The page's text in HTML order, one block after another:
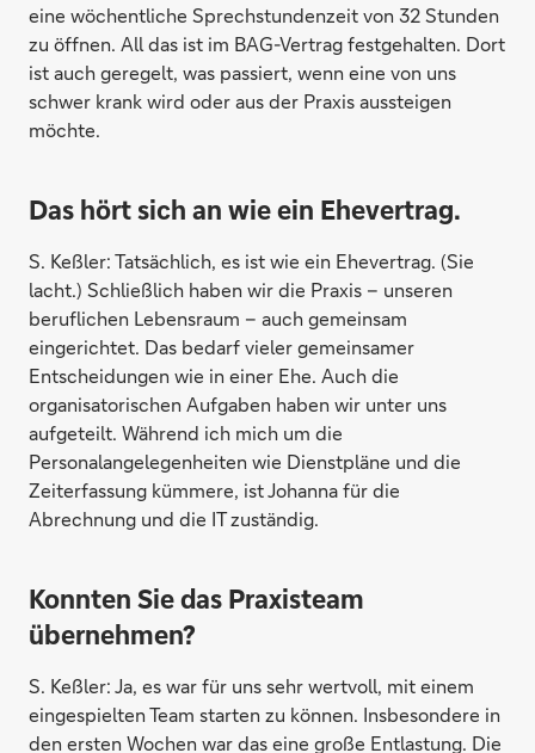
eine wöchentliche Sprechstundenzeit von 32 Stunden
zu öffnen. All das ist im BAG-Vertrag festgehalten. Dort
ist auch geregelt, was passiert, wenn eine von uns
schwer krank wird oder aus der Praxis aussteigen
möchte.
Das hört sich an wie ein Ehevertrag.
S. Keßler:Tatsächlich, es ist wie ein Ehevertrag. (Sie
lacht.) Schließlich haben wir die Praxis – unseren
beruflichen Lebensraum – auch gemeinsam
eingerichtet. Das bedarf vieler gemeinsamer
Entscheidungen wie in einer Ehe. Auch die
organisatorischen Aufgaben haben wir unter uns
aufgeteilt. Während ich mich um die
Personalangelegenheiten wie Dienstpläne und die
Zeiterfassung kümmere, ist Johanna für die
Abrechnung und die IT zuständig.
Konnten Sie das Praxisteam
übernehmen?
S. Keßler:Ja, es war für uns sehr wertvoll, mit einem
eingespielten Team starten zu können. Insbesondere in
den ersten Wochen war das eine große Entlastung. Die